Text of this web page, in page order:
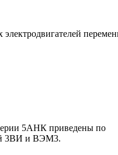
5АНК приведены по
3ВИ и ВЭМ3.